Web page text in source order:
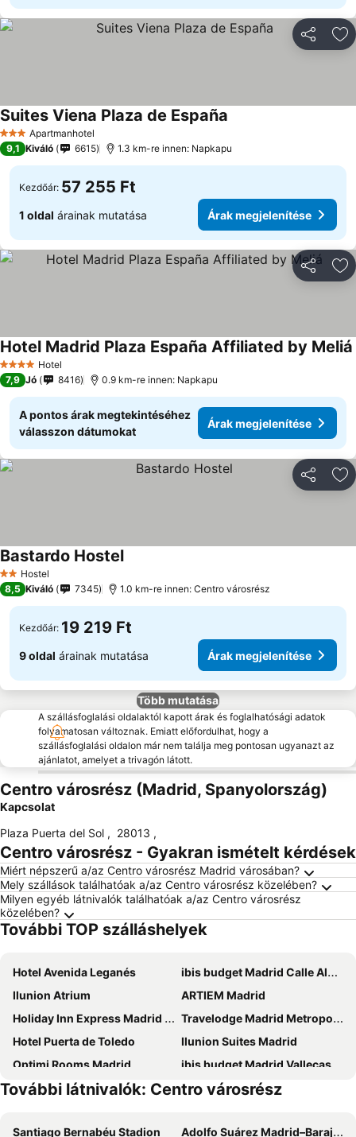
3 KategóriaApartmanhotel
Suites Viena Plaza de España
9,1 Kiváló 6615 1.3 km-re innen: Napkapu
Kezdőár: 57 255 Ft
1 oldal árainak mutatása Árak megjelenítése
4 KategóriaHotel
Hotel Madrid Plaza España Affiliated by Meliá
7,9 Jó 8416 0.9 km-re innen: Napkapu
A pontos árak megtekintéséhez
válasszon dátumokat
Árak megjelenítése
2 Kategória
Hostel
Bastardo Hostel
8,5 Kiváló 7345 1.0 km-re innen: Centro városrész
Kezdőár: 19 219 Ft
9 oldal árainak mutatása Árak megjelenítése
Több mutatása
A szállásfoglalási oldalaktól kapott árak és foglalhatósági adatok
folyamatosan változnak. Emiatt előfordulhat, hogy a
szállásfoglalási oldalon már nem találja meg pontosan ugyanazt az
ajánlatot, amelyet a trivagón látott.
Centro városrész (Madrid, Spanyolország)
Kapcsolat
Plaza Puerta del Sol , 28013 ,
Centro városrész - Gyakran ismételt kérdések
Miért népszerű a/az Centro városrész Madrid városában?
Mely szállások találhatóak a/az Centro városrész közelében?
Milyen egyéb látnivalók találhatóak a/az Centro városrész
közelében?
További TOP szálláshelyek
Hotel Avenida Leganés
ibis budget Madrid Calle Alcalá
Ilunion Atrium
ARTIEM Madrid
Holiday Inn Express Madrid - Alcorcon By Ihg
Travelodge Madrid Metropolitano
Hotel Puerta de Toledo
Ilunion Suites Madrid
Optimi Rooms Madrid
ibis budget Madrid Vallecas
Intercontinental Hotels Madrid By Ihg
Senator Barajas
B&B HOTEL Madrid Carabanchel
Cubik Rooms
További látnivalók: Centro városrész
Santiago Bernabéu Stadion
Adolfo Suárez Madrid–Barajas Airport